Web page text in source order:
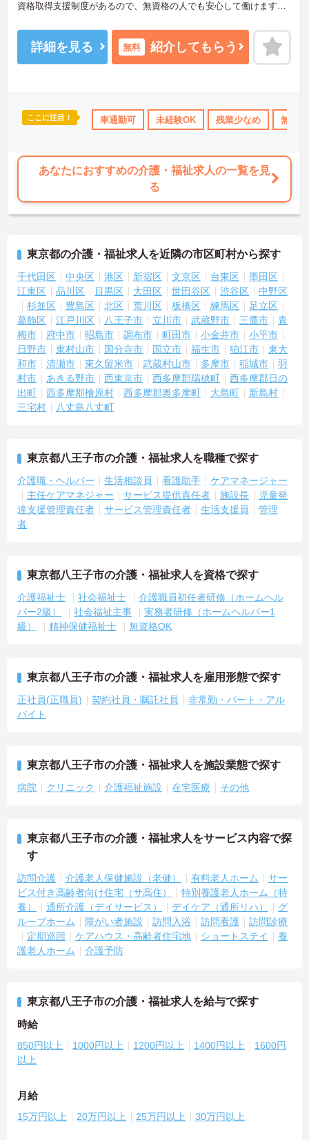
取得実績あり 社会保険完備 交通費支給
資格取得支援制度があるので、無資格の人でも安心して働けます◎
働ける職場です♪
ご興味のある方は、面接のポイントをお伝えしますのでご連絡くだ
詳細を見る 無料 紹介してもらう
ここに注目！ 車通勤可 未経験OK 残業少なめ 無資
あなたにおすすめの介護・福祉求人の一覧を見
る
東京都の介護・福祉求人を近隣の市区町村から探す
千代田区 中央区 港区 新宿区 文京区 台東区
墨田区
江東区
品川区 目黒区 大田区 世田谷区 渋谷区
中野区
杉並区
豊島区 北区 荒川区 板橋区 練馬区
足立区
葛飾区
江戸川区 八王子市 立川市 武蔵野市 三鷹市
青
梅市
府中市 昭島市 調布市 町田市 小金井市
小平市
日野市
東村山市 国分寺市 国立市 福生市 狛江市
東大
和市
清瀬市 東久留米市 武蔵村山市 多摩市 稲城市
羽
村市
あきる野市 西東京市 西多摩郡瑞穂町
西多摩郡日の
出町
西多摩郡檜原村 西多摩郡奥多摩町 大島町
新島村
三宅村
八丈島八丈町
東京都八王子市の介護・福祉求人を職種で探す
介護職・ヘルパー 生活相談員 看護助手
ケアマネージャー
主任ケアマネジャー
サービス提供責任者 施設長
児童発
達支援管理責任者
サービス管理責任者 生活支援員
管理
者
東京都八王子市の介護・福祉求人を資格で探す
介護福祉士 社会福祉士
介護職員初任者研修（ホームヘル
パー2級）
社会福祉主事
実務者研修（ホームヘルパー1
級）
精神保健福祉士 無資格OK
東京都八王子市の介護・福祉求人を雇用形態で探す
正社員(正職員) 契約社員・嘱託社員
非常勤・パート・アル
バイト
東京都八王子市の介護・福祉求人を施設業態で探す
病院 クリニック 介護福祉施設 在宅医療 その他
東京都八王子市の介護・福祉求人をサービス内容で探
す
訪問介護 介護老人保健施設（老健） 有料老人ホーム
サー
ビス付き高齢者向け住宅（サ高住）
特別養護老人ホーム（特
養）
通所介護（デイサービス） デイケア（通所リハ）
グ
ループホーム
障がい者施設 訪問入浴 訪問看護
訪問診療
定期巡回
ケアハウス・高齢者住宅地 ショートステイ
養
護老人ホーム
介護予防
東京都八王子市の介護・福祉求人を給与で探す
時給
850円以上 1000円以上 1200円以上 1400円以上
1600円
以上
月給
15万円以上 20万円以上 25万円以上 30万円以上